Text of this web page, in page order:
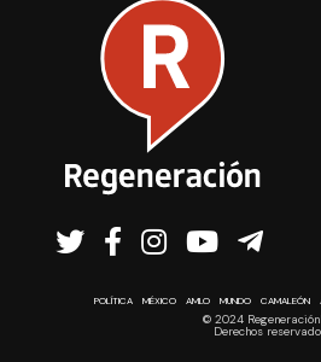
POLÍTICA MÉXICO AMLO MUNDO CAMALEÓN
© 2024
Derechos